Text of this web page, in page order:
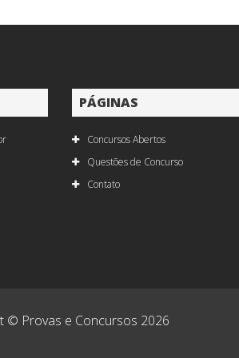
PÁGINAS
Concursos Abertos
Questões de Concurso
Contato
© Provas e Concursos 2026